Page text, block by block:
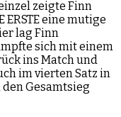
zeigte Finn
eine mutige
lag Finn
sich mit einem
ins Match und
im vierten Satz in
Gesamtsieg